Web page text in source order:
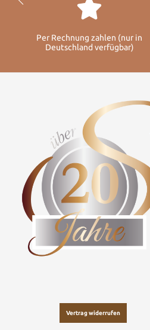
Per Rechnung zahlen (nur in
Deutschland verfügbar)
Vertrag widerrufen